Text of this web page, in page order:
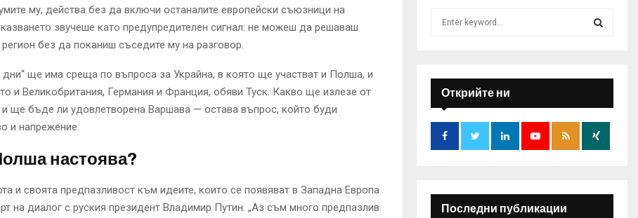
му, действа без да включи останалите европейски съюзници на
звучеше като предупредителен сигнал: не можеш да решаваш
без да поканиш съседите му на разговор.
дни“ ще има среща по въпроса за Украйна, в която ще участват и Полша, и
и Великобритания, Германия и Франция, обяви Туск. Какво ще излезе от
ще бъде ли удовлетворена Варшава — остава въпрос, който буди
и напрежение.
настоява?
и своята предпазливост към идеите, които се появяват в Западна Европа
на диалог с руския президент Владимир Путин. „Аз съм много предпазлив
:
E
A
R
Открийте ни
Последни публикации